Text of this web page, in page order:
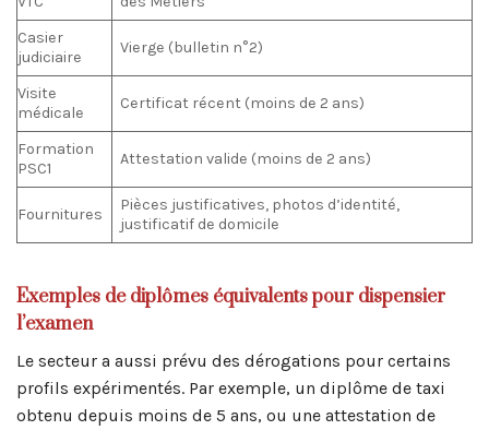
Casier
judiciaire
Vierge (bulletin n°2)
Visite
médicale
Certificat récent (moins de 2 ans)
Formation
PSC1
Attestation valide (moins de 2 ans)
Fournitures
Pièces justificatives, photos d’identité,
justificatif de domicile
Exemples de diplômes équivalents pour dispensier
l’examen
Le secteur a aussi prévu des dérogations pour certains
profils expérimentés. Par exemple, un diplôme de taxi
obtenu depuis moins de 5 ans, ou une attestation de